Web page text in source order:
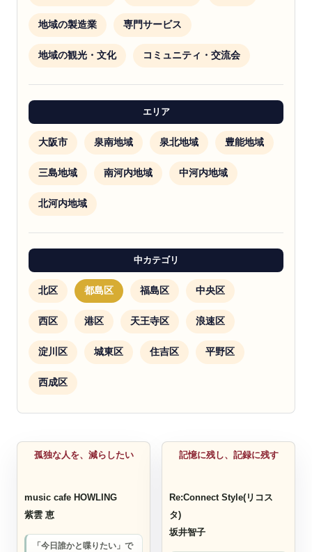
地域の製造業 専門サービス
地域の観光・文化 コミュニティ・交流会
エリア
大阪市 泉南地域 泉北地域 豊能地域
三島地域 南河内地域 中河内地域
北河内地域
中カテゴリ
北区 都島区 福島区 中央区
西区 港区 天王寺区 浪速区
淀川区 城東区 住吉区 平野区
西成区
孤独な人を、減らしたい
music cafe HOWLING
紫雲 恵
「今日誰かと喋りたい」で
記憶に残し、記録に残す
Re:Connect Style(リコス
タ)
坂井智子